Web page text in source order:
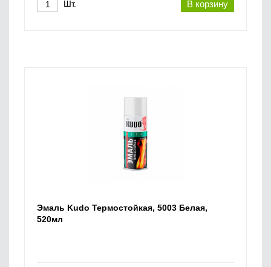
В корзину
Шт.
Эмаль Kudo Термостойкая, 5003 Белая,
520мл